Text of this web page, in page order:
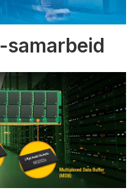
samarbeid